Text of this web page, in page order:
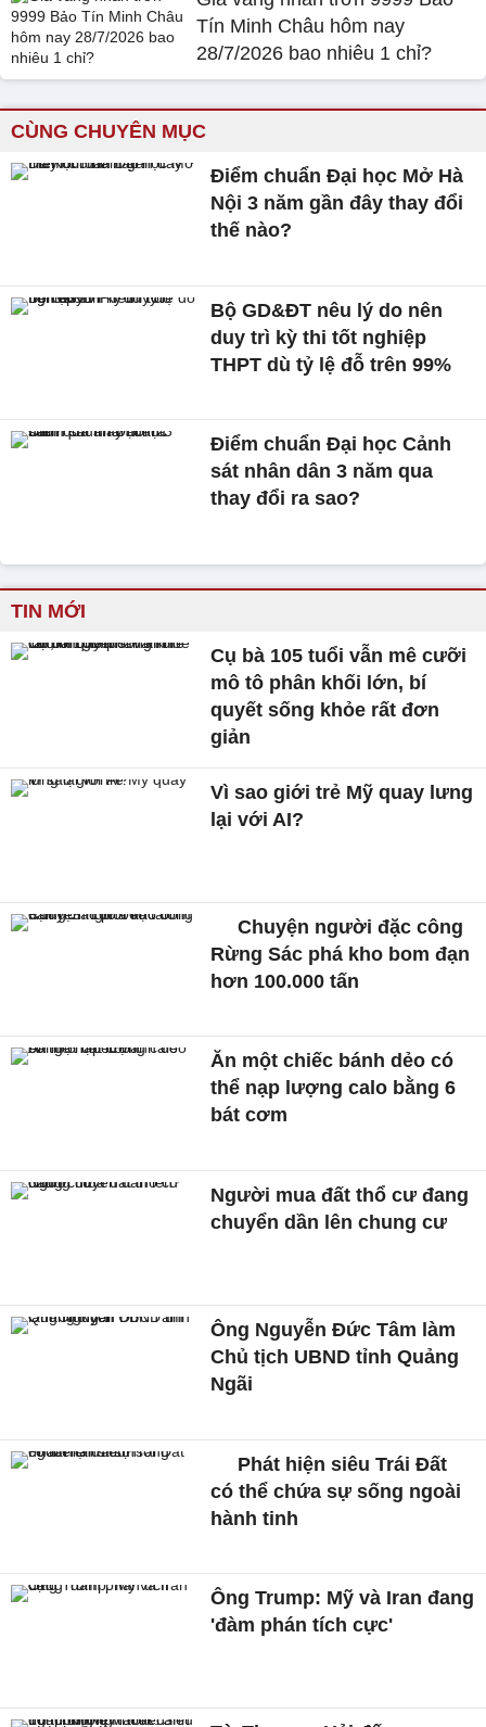
Tín Minh Châu hôm nay
28/7/2026 bao nhiêu 1 chỉ?
CÙNG CHUYÊN MỤC
Điểm chuẩn Đại học Mở Hà
Nội 3 năm gần đây thay đổi
thế nào?
Bộ GD&ĐT nêu lý do nên
duy trì kỳ thi tốt nghiệp
THPT dù tỷ lệ đỗ trên 99%
Điểm chuẩn Đại học Cảnh
sát nhân dân 3 năm qua
thay đổi ra sao?
TIN MỚI
Cụ bà 105 tuổi vẫn mê cưỡi
mô tô phân khối lớn, bí
quyết sống khỏe rất đơn
giản
Vì sao giới trẻ Mỹ quay lưng
lại với AI?
Chuyện người đặc công
Rừng Sác phá kho bom đạn
hơn 100.000 tấn
Ăn một chiếc bánh dẻo có
thể nạp lượng calo bằng 6
bát cơm
Người mua đất thổ cư đang
chuyển dần lên chung cư
Ông Nguyễn Đức Tâm làm
Chủ tịch UBND tỉnh Quảng
Ngãi
Phát hiện siêu Trái Đất
có thể chứa sự sống ngoài
hành tinh
Ông Trump: Mỹ và Iran đang
'đàm phán tích cực'